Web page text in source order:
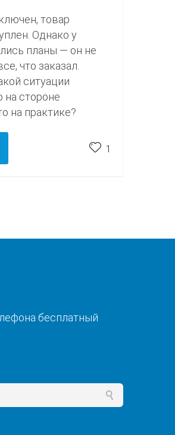
товар
Однако у
планы — он не
что заказал.
ситуации
на стороне
на практике?
1
бесплатный